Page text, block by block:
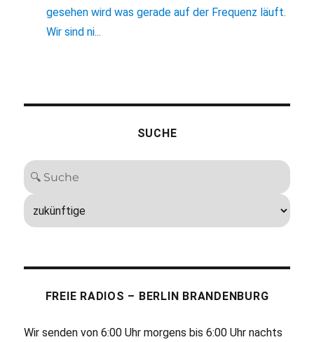
gesehen wird was gerade auf der Frequenz läuft.
Wir sind ni...
SUCHE
FREIE RADIOS – BERLIN BRANDENBURG
Wir senden von 6:00 Uhr morgens bis 6:00 Uhr nachts